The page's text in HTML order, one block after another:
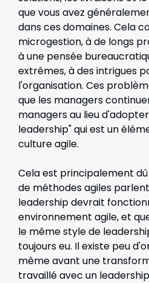
que vous avez
dans ces domaines. Cela
microgestion, à de longs
à une pensée
extrêmes, à des intrigues
l'organisation. Ces
que les managers
managers au lieu
leadership" qui est un
culture agile.
Cela est principalement
de méthodes agiles
leadership devrait
environnement agile, et
le même style de
toujours eu. Il existe peu
même avant une
travaillé avec un